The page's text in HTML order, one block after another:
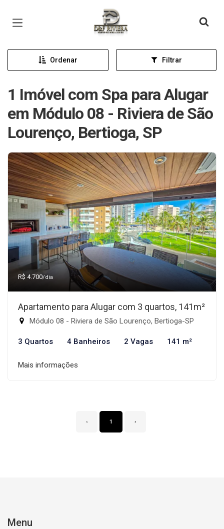
Página inicial
Ordenar Filtrar
1 Imóvel com Spa para Alugar
em Módulo 08 - Riviera de São
Lourenço, Bertioga, SP
R$ 4.700/dia
Apartamento para Alugar com 3 quartos, 141m²
Módulo 08 - Riviera de São Lourenço, Bertioga-SP
3 Quartos 4 Banheiros 2 Vagas 141 m²
Mais informações
‹ 1 ›
Menu